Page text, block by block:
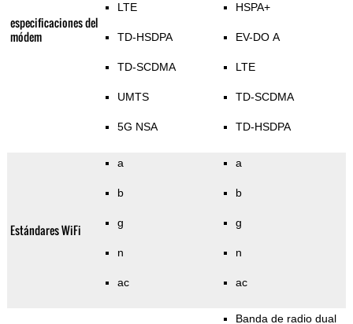
especificaciones del
módem
LTE
TD-HSDPA
TD-SCDMA
UMTS
5G NSA
HSPA+
EV-DO A
LTE
TD-SCDMA
TD-HSDPA
Estándares WiFi
a
b
g
n
ac
a
b
g
n
ac
Banda de radio dual